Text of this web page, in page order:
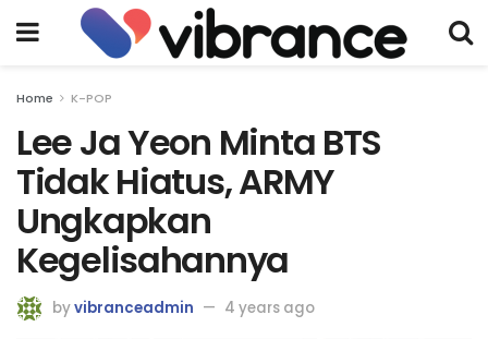
Home K-POP
Lee Ja Yeon Minta BTS
Tidak Hiatus, ARMY
Ungkapkan
Kegelisahannya
byvibranceadmin 4 years ago